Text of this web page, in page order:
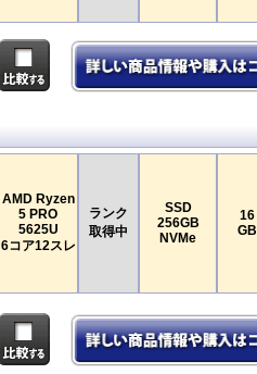
AMD Ryzen
5 PRO
5625U
6コア12スレ
ランク
取得中
SSD
256GB
NVMe
16
GB